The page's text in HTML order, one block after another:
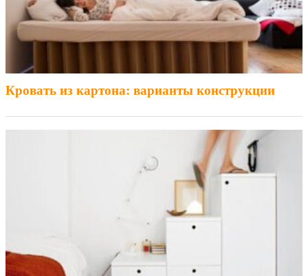
Кровать из картона: варианты конструкции